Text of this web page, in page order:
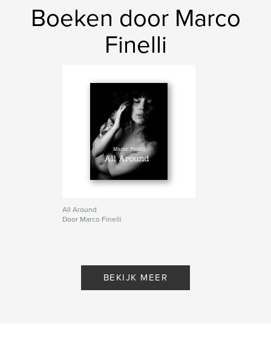
Boeken door Marco
Finelli
All Around
Door Marco Finelli
BEKIJK MEER